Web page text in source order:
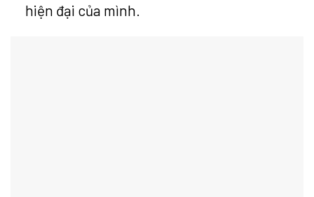
hiện đại của mình.